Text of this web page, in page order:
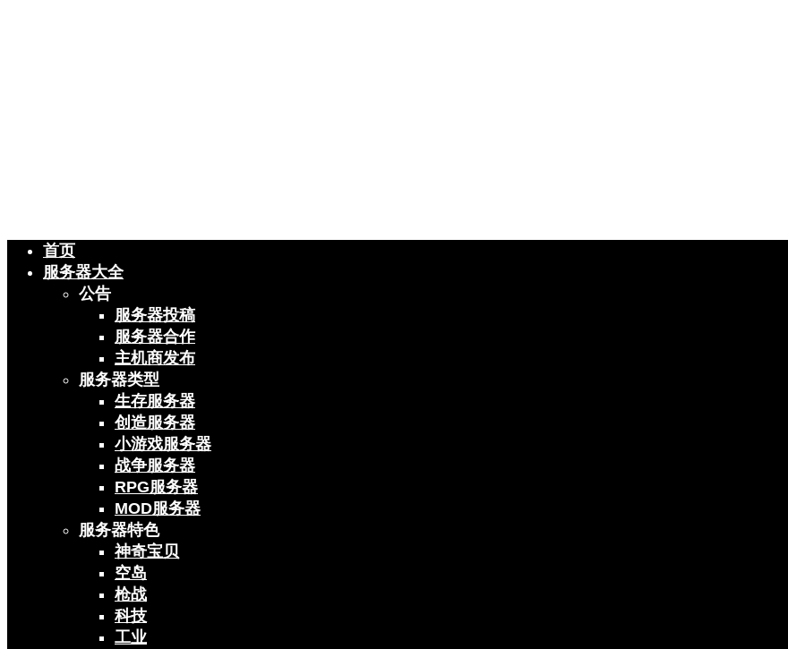
首页
服务器大全
公告
服务器投稿
服务器合作
主机商发布
服务器类型
生存服务器
创造服务器
小游戏服务器
战争服务器
RPG服务器
MOD服务器
服务器特色
神奇宝贝
空岛
枪战
科技
工业